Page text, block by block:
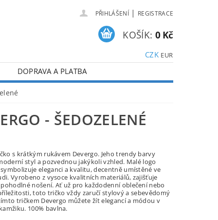
PŘIHLÁŠENÍ | REGISTRACE
CZK EUR
KOŠÍK: 0 Kč
DOPRAVA A PLATBA
- ŠEDOZELENÉ
s krátkým rukávem Devergo. Jeho trendy barvy
styl a pozvednou jakýkoli vzhled. Malé logo
symbolizuje eleganci a kvalitu, decentně umístěné ve
Vyrobeno z vysoce kvalitních materiálů, zajišťuje
nošení. Ať už pro každodenní oblečení nebo
toto tričko vždy zaručí stylový a sebevědomý
tričkem Devergo můžete žít elegancí a módou v
100% bavlna.